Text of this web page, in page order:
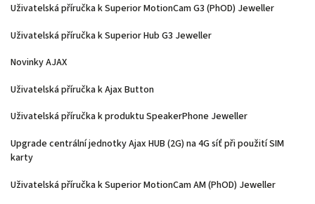
Uživatelská příručka k Superior MotionCam G3 (PhOD) Jeweller
Uživatelská příručka k Superior Hub G3 Jeweller
Novinky AJAX
Uživatelská příručka k Ajax Button
Uživatelská příručka k produktu SpeakerPhone Jeweller
Upgrade centrální jednotky Ajax HUB (2G) na 4G síť při použití SIM
karty
Uživatelská příručka k Superior MotionCam AM (PhOD) Jeweller